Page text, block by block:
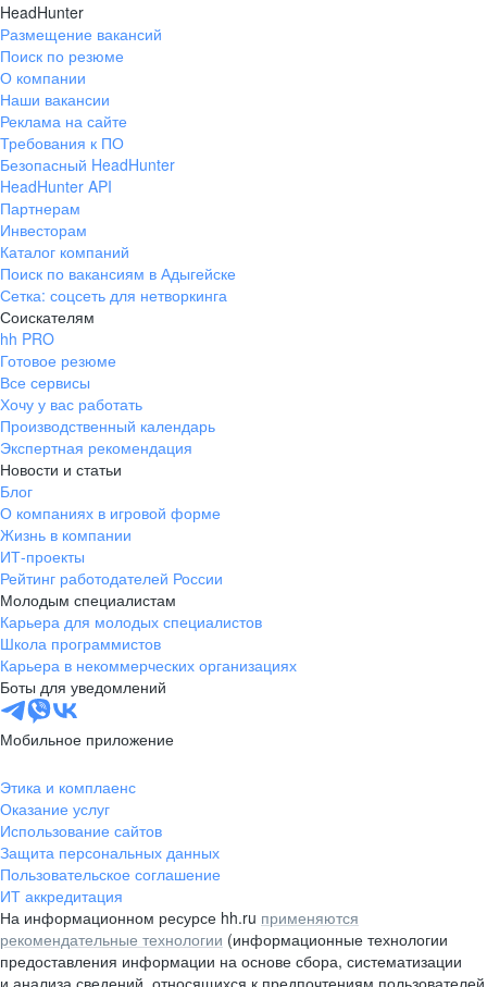
HeadHunter
Размещение вакансий
Поиск по резюме
О компании
Наши вакансии
Реклама на сайте
Требования к ПО
Безопасный HeadHunter
HeadHunter API
Партнерам
Инвесторам
Каталог компаний
Поиск по вакансиям в Адыгейске
Сетка: соцсеть для нетворкинга
Соискателям
hh PRO
Готовое резюме
Все сервисы
Хочу у вас работать
Производственный календарь
Экспертная рекомендация
Новости и статьи
Блог
О компаниях в игровой форме
Жизнь в компании
ИТ-проекты
Рейтинг работодателей России
Молодым специалистам
Карьера для молодых специалистов
Школа программистов
Карьера в некоммерческих организациях
Боты для уведомлений
Мобильное приложение
Этика и комплаенс
Оказание услуг
Использование сайтов
Защита персональных данных
Пользовательское соглашение
ИТ аккредитация
На информационном ресурсе hh.ru применяются
рекомендательные технологии (информационные технологии
предоставления информации на основе сбора, систематизации
и анализа сведений, относящихся к предпочтениям пользователей